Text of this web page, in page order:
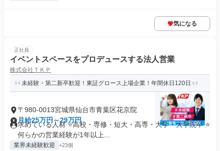
気になる
正社員
イベントスペースをプロデュースする法人営業
株式会社ＴＫＰ
未経験・第二新卒歓迎！東証グロース上場企業！年間休日120日
〒980-0013宮城県仙台市青葉区花京院
月給25万円～29万円
求めている人材 ⭐高校・専修・短大・高専・大学・大学院卒 ⭐
何らかの営業経験が1年以上...
業界未経験歓迎 +23個